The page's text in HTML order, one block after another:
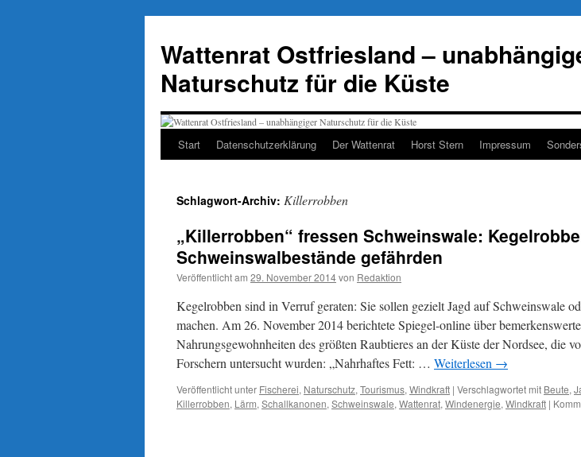
springen
Wattenrat Ostfriesland –
Naturschutz für die Küste
Start Datenschutzerklärung Der Wattenrat Horst Stern Impressum
Schlagwort-Archiv: Killerrobben
„Killerrobben“ fressen Schweinswale:
Schweinswalbestände gefährden
Veröffentlicht am 29. November 2014von Redaktion
Kegelrobben sind in Verruf geraten: Sie sollen gezielt Jagd auf Schweinswale
machen. Am 26. November 2014 berichtete Spiegel-online über bemerkenswerte
Nahrungsgewohnheiten des größten Raubtieres an der Küste der Nordsee, die
Forschern untersucht wurden: „Nahrhaftes Fett: … Weiterlesen →
Veröffentlicht unter Fischerei, Naturschutz, Tourismus, Windkraft | Verschlagwortet mit Beute,
Killerrobben, Lärm, Schallkanonen, Schweinswale, Wattenrat, Windenergie, Windkraft |